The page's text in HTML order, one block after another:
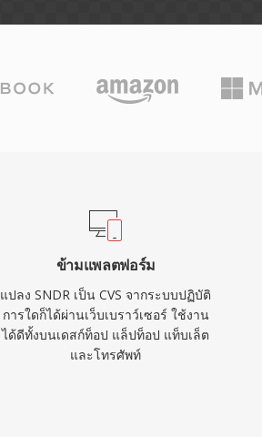
ข้ามแพลตฟอร์ม
แปลง SNDR เป็น CVS จากระบบปฏิบัติ
การใดก็ได้ผ่านเว็บเบราว์เซอร์ ใช้งาน
ได้ดีทั้งบนเดสก์ท็อป แล็ปท็อป แท็บเล็ต
และโทรศัพท์